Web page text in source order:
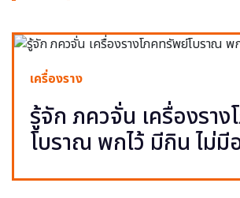
เครื่องราง
รู้จัก ภควจั่น เครื่องรา
โบราณ พกไว้ มีกิน ไม่มี